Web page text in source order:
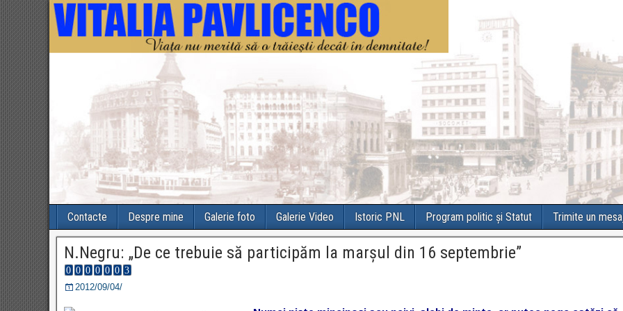
Contacte Despre mine Galerie foto Galerie Video Istoric PNL Program politic și Statut Trimite un
N.Negru: „De ce trebuie să participăm la marşul din 16 septembrie”
2012/09/04/